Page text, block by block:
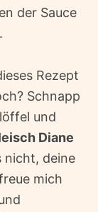
der Sauce
Rezept
Schnapp
und
Diane
nicht, deine
mich